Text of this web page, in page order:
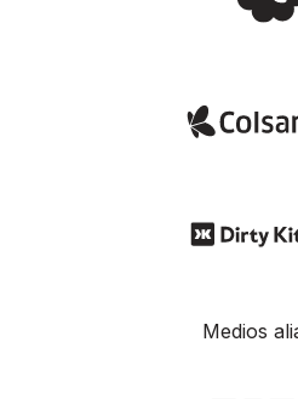
Medios